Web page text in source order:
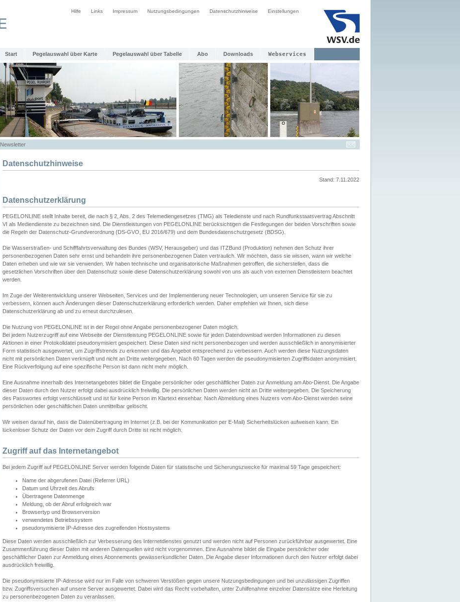
Hilfe Links Impressum Nutzungsbedingungen Datenschutzhinweise Einstellungen
Start Pegelauswahl über Karte Pegelauswahl über Tabelle Abo Downloads Webservices
Newsletter
Datenschutzhinweise
Stand: 7.11.2022
Datenschutzerklärung
PEGELONLINE stellt Inhalte bereit, die nach § 2, Abs. 2 des Telemediengesetzes (TMG) als Teledienste und nach Rundfunkstaatsvertrag Abschnitt
VI als Mediendienste zu bezeichnen sind. Die Dienstleistungen von PEGELONLINE berücksichtigen die Festlegungen der beiden Vorschriften sowie
die Regeln der Datenschutz-Grundverordnung (DS-GVO, EU 2016/679) und dem Bundesdatenschutzgesetz (BDSG).
Die Wasserstraßen- und Schifffahrtsverwaltung des Bundes (WSV, Herausgeber) und das ITZBund (Produktion) nehmen den Schutz ihrer
personenbezogenen Daten sehr ernst und behandeln ihre personenbezogenen Daten vertraulich. Wir möchten, dass sie wissen, wann wir welche
Daten erheben und wie wir sie verwenden. Wir haben technische und organisatorische Maßnahmen getroffen, die sicherstellen, dass die
gesetzlichen Vorschriften über den Datenschutz sowie diese Datenschutzerklärung sowohl von uns als auch von externen Dienstleistern beachtet
werden.
Im Zuge der Weiterentwicklung unserer Webseiten, Services und der Implementierung neuer Technologien, um unseren Service für sie zu
verbessern, können auch Änderungen dieser Datenschutzerklärung erforderlich werden. Daher empfehlen wir Ihnen, sich diese
Datenschutzerklärung ab und zu erneut durchzulesen.
Die Nutzung von PEGELONLINE ist in der Regel ohne Angabe personenbezogener Daten möglich.
Bei jedem Nutzerzugriff auf eine Webseite der Dienstleistung PEGELONLINE sowie für jeden Datendownload werden Informationen zu diesen
Aktionen in einer Protokolldatei pseudonymisiert gespeichert. Diese Daten sind nicht personenbezogen und werden ausschließlich in anonymisierter
Form statistisch ausgewertet, um Zugriffstrends zu erkennen und das Angebot entsprechend zu verbessern. Auch werden diese Nutzungsdaten
nicht mit persönlichen Daten verknüpft und nicht an Dritte weitergegeben. Nach 60 Tagen werden die pseudonymisierten Zugriffsdaten anonymisiert.
Eine Rückverfolgung auf eine spezifische Person ist dann nicht mehr möglich.
Eine Ausnahme innerhalb des Internetangebotes bildet die Eingabe persönlicher oder geschäftlicher Daten zur Anmeldung am Abo-Dienst. Die Angabe
dieser Daten durch den Nutzer erfolgt dabei ausdrücklich freiwillig. Die persönlichen Daten werden nicht an Dritte weitergegeben. Die Speicherung
des Passwortes erfolgt verschlüsselt und ist für keine Person im Klartext einsehbar. Nach Abmeldung eines Nutzers vom Abo-Dienst werden seine
persönlichen oder geschäftlichen Daten unmittelbar gelöscht.
Wir weisen darauf hin, dass die Datenübertragung im Internet (z.B. bei der Kommunikation per E-Mail) Sicherheitslücken aufweisen kann. Ein
lückenloser Schutz der Daten vor dem Zugriff durch Dritte ist nicht möglich.
Zugriff auf das Internetangebot
Bei jedem Zugriff auf PEGELONLINE Server werden folgende Daten für statistische und Sicherungszwecke für maximal 59 Tage gespeichert:
Name der abgerufenen Datei (Referrer URL)
Datum und Uhrzeit des Abrufs
Übertragene Datenmenge
Meldung, ob der Abruf erfolgreich war
Browsertyp und Browserversion
verwendetes Betriebssystem
pseudonymisierte IP-Adresse des zugreifenden Hostsystems
Diese Daten werden ausschließlich zur Verbesserung des Internetdienstes genutzt und werden nicht auf Personen zurückführbar ausgewertet. Eine
Zusammenführung dieser Daten mit anderen Datenquellen wird nicht vorgenommen. Eine Ausnahme bildet die Eingabe persönlicher oder
geschäftlicher Daten zur Anmeldung eines Abonnements gewässerkundlicher Daten. Die Angabe dieser Informationen durch den Nutzer erfolgt dabei
ausdrücklich freiwillig.
Die pseudonymisierte IP-Adresse wird nur im Falle von schweren Verstößen gegen unsere Nutzungsbedingungen und bei unzulässigen Zugriffen
bzw. Zugriffsversuchen auf unsere Server ausgewertet. Dabei wird das Recht vorbehalten, unter Zuhilfenahme einzelner Datensätze eine Herleitung
zu personenbezogenen Daten zu veranlassen.